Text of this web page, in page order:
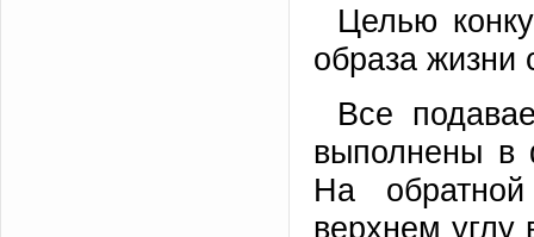
Целью
образа
Все
выполнены в
На
верхнем